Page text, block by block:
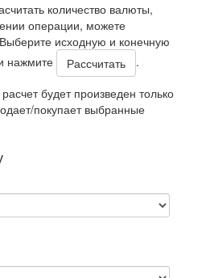
количество валюты,
операции, можете
исходную и конечную
нажмите
.
будет произведен только
покупает выбранные